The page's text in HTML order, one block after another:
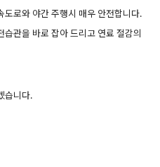
도로와 야간 주행시 매우 안전합니다.
관을 바로 잡아 드리고 연료 절감의
습니다.